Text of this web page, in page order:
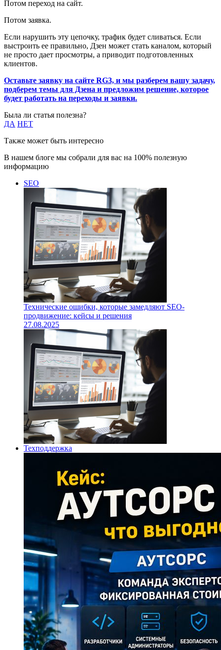
Потом переход на сайт.
Потом заявка.
Если нарушить эту цепочку, трафик будет сливаться. Если
выстроить ее правильно, Дзен может стать каналом, который
не просто дает просмотры, а приводит подготовленных
клиентов.
Оставьте заявку на сайте RG3, и мы разберем вашу задачу,
подберем темы для Дзена и предложим решение, которое
будет работать на переходы и заявки.
Была ли статья полезна?
ДА НЕТ
Также может быть интересно
В нашем блоге мы собрали для вас на 100% полезную
информацию
SEO
Технические ошибки, которые замедляют SEO-
продвижение: кейсы и решения
27.08.2025
Техподдержка